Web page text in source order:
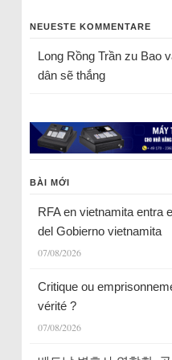
NEUESTE KOMMENTARE
Long Rồng Trầnzu Bao
dân sẽ thắng
BÀI MỚI
RFA en vietnamita entra
del Gobierno vietnamita
07/08/2026
Critique ou
vérité ?
07/08/2026